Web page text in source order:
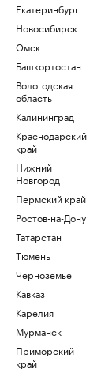
Екатеринбург
Новосибирск
Омск
Башкортостан
Вологодская
область
Калининград
Краснодарский
край
Нижний
Новгород
Пермский край
Ростов-на-Дону
Татарстан
Тюмень
Черноземье
Кавказ
Карелия
Мурманск
Приморский
край